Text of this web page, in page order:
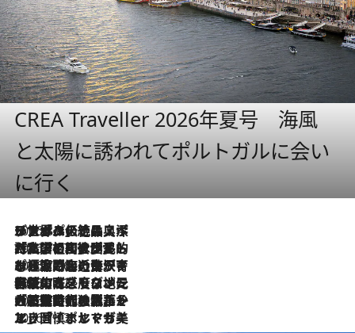
CREA Traveller 2026年夏号 海風
と太陽に誘われてポルトガルに会い
に行く
2026.8.8
リスボンの絶品スイーツ「パステル・デ・ナタ」とは？ポルトガル伝統の奥深い世界へ
2026.7.27
「私の祖国はポルトガル語です」国民的詩人フェルナンド・ペソアと、彼が愛した文学の街を歩く
2026.7.26
ポルトガル近海が育む極上の海の幸。キリリと冷えた白ワインと愉しむ、シーフード専門店の贅沢
2026.7.22
伝統の味をモダンに昇華。高感度な地元客が集う、リスボンの最旬ガストロノミー
2026.7.21
大航海時代の栄華から、震災、独裁、そして革命へ。ポルトガル・首都リスボンの石畳に刻まれた「歴史の光と影」
2026.7.13
エッセイ・ヤマザキマリ「慎ましくも美しき国 ポルトガル」